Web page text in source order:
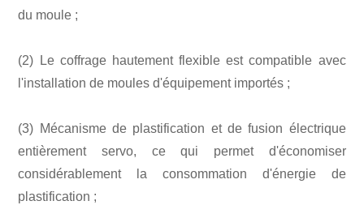
du moule ;
(2) Le coffrage hautement flexible est compatible avec
l'installation de moules d'équipement importés ;
(3) Mécanisme de plastification et de fusion électrique
entièrement servo, ce qui permet d'économiser
considérablement la consommation d'énergie de
plastification ;